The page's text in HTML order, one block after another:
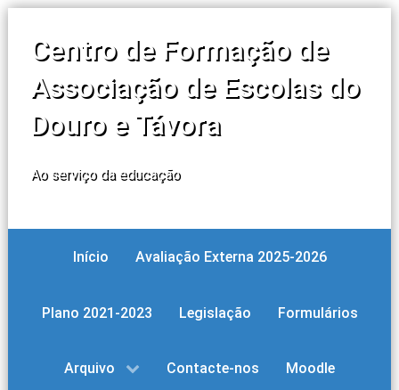
Centro de Formação de
Associação de Escolas do
Douro e Távora
Ao serviço da educação
Início Avaliação Externa 2025-2026
Plano 2021-2023 Legislação Formulários
Arquivo Contacte-nos Moodle